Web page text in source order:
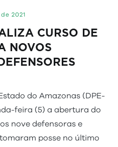
2021
CURSO DE
NOVOS
do Amazonas (DPE-
feira (5) a abertura do
nove defensoras e
posse no último